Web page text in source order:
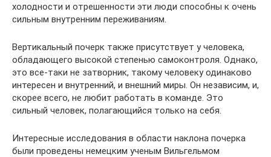
холодности и отрешенности эти люди способны к очень
сильным внутренним переживаниям.
Вертикальный почерк также присутствует у человека,
обладающего высокой степенью самоконтроля. Однако,
это все-таки не затворник, такому человеку одинаково
интересен и внутренний, и внешний миры. Он независим, и,
скорее всего, не любит работать в команде. Это
сильный человек, полагающийся только на себя.
Интересные исследования в области наклона почерка
были проведены немецким ученым Вильгельмом